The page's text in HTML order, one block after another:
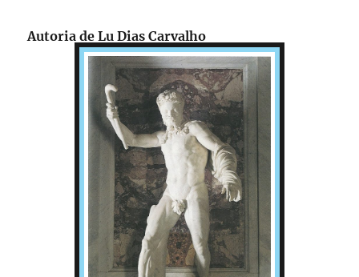
k
Autoria de Lu Dias Carvalho